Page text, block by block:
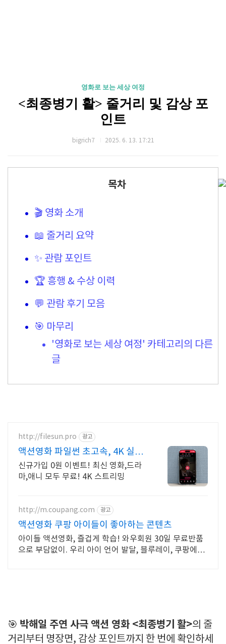
영화로 보는 세상 여정
<최종병기 활> 줄거리 및 감상 포
인트
bigrich7 2025. 6. 13. 17:21
목차
🎬 영화 소개
📖 줄거리 요약
✨ 관람 포인트
🏆 흥행 & 수상 이력
💬 관람 후기 모음
🎯 마무리
'영화로 보는 세상 여정' 카테고리의 다른
글
http://filesun.pro 광고
액션영화 파일썬 초고속, 4K 실시
간 보기!
신규가입 0원 이벤트! 최신 영화,드라
마,애니 모두 무료! 4K 스트리밍
http://m.coupang.com 광고
액션영화 쿠팡 아이들이 좋아하는 콘텐츠
아이들 액션영화, 즐겁게 학습! 와우회원 30일 무료반품
으로 부담없이. 우리 아이 언어 발달, 블루레이, 쿠팡에서
🎯 박해일 주연 사극 액션 영화 <최종병기 활>의 줄
거리부터 명장면, 감상 포인트까지 한 번에 확인하세